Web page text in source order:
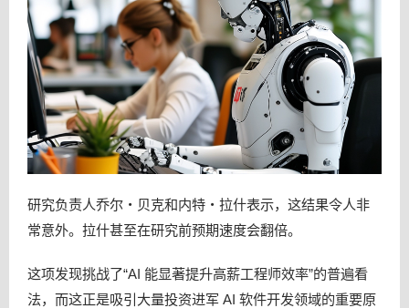
研究负责人乔尔・贝克和内特・拉什表示，这结果令人非
常意外。拉什甚至在研究前预期速度会翻倍。
这项发现挑战了“AI 能显著提升高薪工程师效率”的普遍看
法，而这正是吸引大量投资进军 AI 软件开发领域的重要原